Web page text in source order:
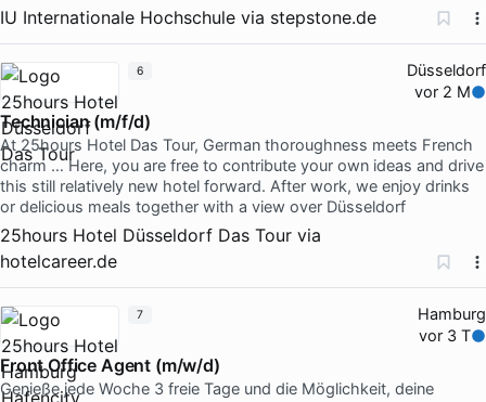
IU Internationale Hochschule via stepstone.de
Düsseldorf
vor 2 M
Technician (m/f/d)
At 25hours Hotel Das Tour, German thoroughness meets French
charm … Here, you are free to contribute your own ideas and drive
this still relatively new hotel forward. After work, we enjoy drinks
or delicious meals together with a view over Düsseldorf
25hours Hotel Düsseldorf Das Tour via
hotelcareer.de
6
Hamburg
vor 3 T
Front Office Agent (m/w/d)
Genieße jede Woche 3 freie Tage und die Möglichkeit, deine
7